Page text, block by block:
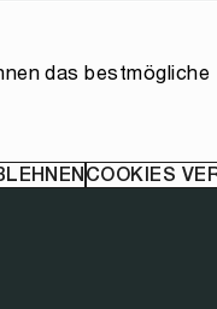
das
COOKIES